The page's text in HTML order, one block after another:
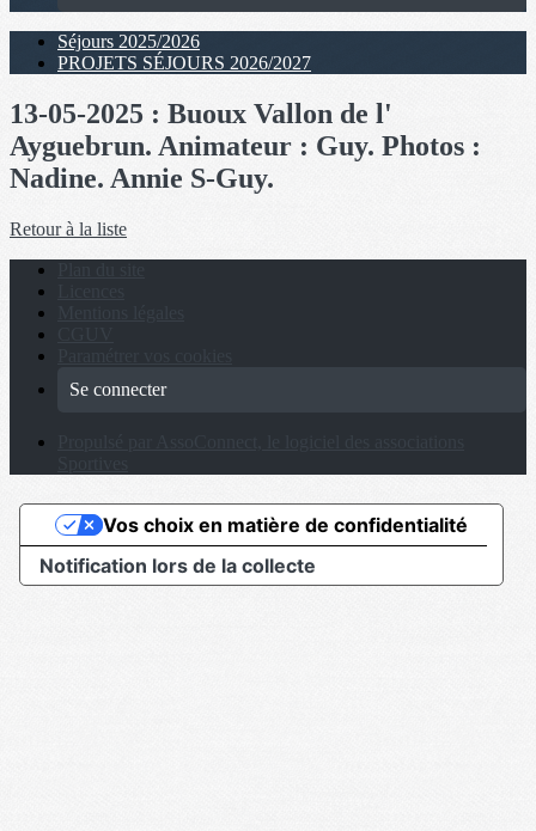
Séjours 2025/2026
PROJETS SÉJOURS 2026/2027
13-05-2025 : Buoux Vallon de l'
Ayguebrun. Animateur : Guy. Photos :
Nadine. Annie S-Guy.
Retour à la liste
Se connecter
Notification lors de la collecte
Vos choix en matière de confidentialité